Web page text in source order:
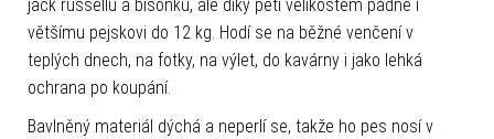
jack russellů a bišonků, ale díky pěti velikostem padne i
většímu pejskovi do 12 kg. Hodí se na běžné venčení v
teplých dnech, na fotky, na výlet, do kavárny i jako lehká
ochrana po koupání.
Bavlněný materiál dýchá a neperlí se, takže ho pes nosí v